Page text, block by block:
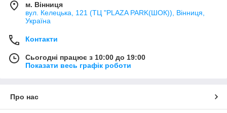
м. Вінниця
вул. Келецька, 121 (ТЦ "PLAZA PARK(ШОК)), Вінниця,
Україна
Контакти
Сьогодні працює з 10:00 до 19:00
Показати весь графік роботи
Про нас